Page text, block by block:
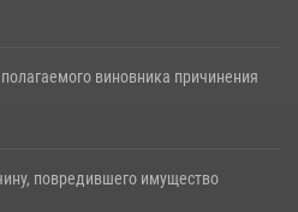
виновника причинения
повредившего имущество